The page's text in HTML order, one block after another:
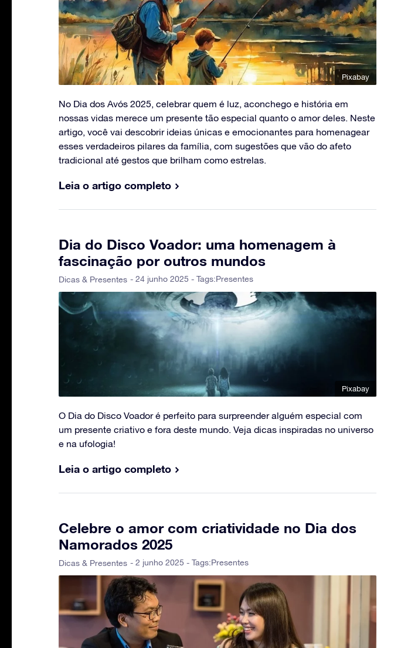
Pixabay
No Dia dos Avós 2025, celebrar quem é luz, aconchego e história em
nossas vidas merece um presente tão especial quanto o amor deles. Neste
artigo, você vai descobrir ideias únicas e emocionantes para homenagear
esses verdadeiros pilares da família, com sugestões que vão do afeto
tradicional até gestos que brilham como estrelas.
Leia o artigo completo
Dia do Disco Voador: uma homenagem à
fascinação por outros mundos
Dicas & Presentes - 24 junho 2025 - Tags:Presentes
Pixabay
O Dia do Disco Voador é perfeito para surpreender alguém especial com
um presente criativo e fora deste mundo. Veja dicas inspiradas no universo
e na ufologia!
Leia o artigo completo
Celebre o amor com criatividade no Dia dos
Namorados 2025
Dicas & Presentes - 2 junho 2025 - Tags:Presentes